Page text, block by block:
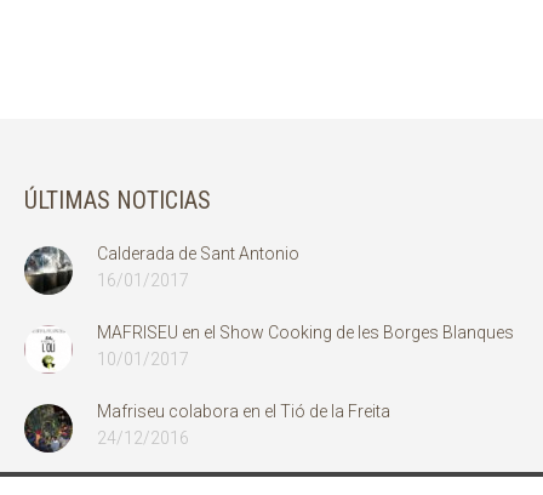
ÚLTIMAS NOTICIAS
Calderada de Sant Antonio
16/01/2017
MAFRISEU en el Show Cooking de les Borges Blanques
10/01/2017
Mafriseu colabora en el Tió de la Freita
24/12/2016